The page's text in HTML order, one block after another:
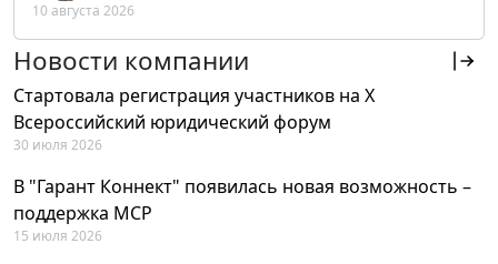
РФ
10 августа 2026
Новости компании
Стартовала регистрация участников на X
Всероссийский юридический форум
30 июля 2026
В "Гарант Коннект" появилась новая возможность –
поддержка MCP
15 июля 2026